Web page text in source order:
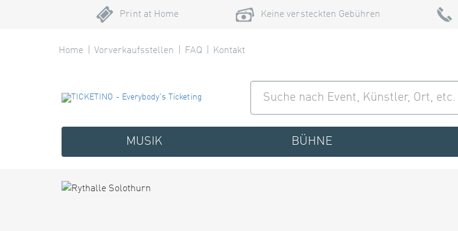
Print at Home Keine versteckten Gebühren
Home Vorverkaufsstellen FAQ Kontakt
MUSIK BÜHNE